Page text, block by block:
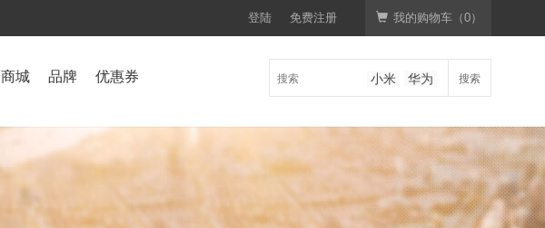
登陆 免费注册 我的购物车（0）
城 品牌 优惠券 搜索
小米 华为